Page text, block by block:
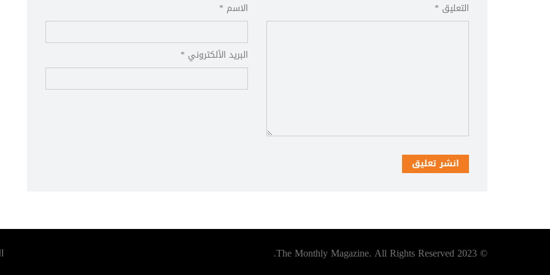
التعليق * الاسم *
البريد الألكتروني *
انشر تعليق
© 2023 The Monthly Magazine. All Rights Reserved.